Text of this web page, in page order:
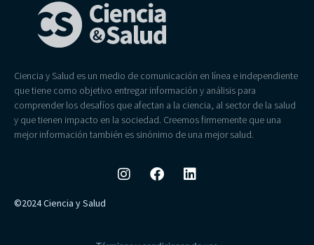
Ciencia y Salud es un medio de comunicación en línea e independiente
que tiene como objetivo entregar información y análisis para
comprender los desafíos que afectan a la ciencia, al sector de la salud
y que tienen impacto en la sociedad. Creemos firmemente que una
mejor información también es sinónimo de una mejor salud.
©2024 Ciencia y Salud